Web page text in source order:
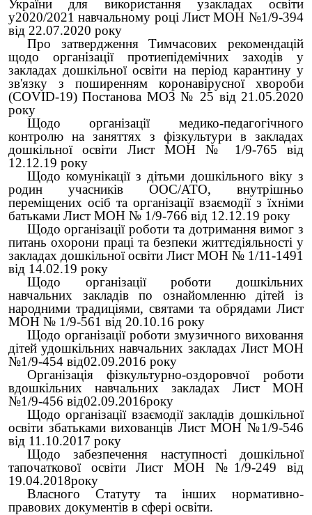
України для використання узакладах освіти
у2020/2021 навчальному році Лист МОН №1/9-394
від 22.07.2020 року
Про затвердження Тимчасових рекомендацій
щодо організації протиепідемічних заходів у
закладах дошкільної освіти на період карантину у
зв'язку з поширенням коронавірусної хвороби
(СОVID-19) Постанова МОЗ № 25 від 21.05.2020
року
Щодо організації медико-педагогічного
контролю на заняттях з фізкультури в закладах
дошкільної освіти Лист МОН № 1/9-765 від
12.12.19 року
Щодо комунікації з дітьми дошкільного віку з
родин учасників ООС/АТО, внутрішньо
переміщених осіб та організації взаємодії з їхніми
батьками Лист МОН № 1/9-766 від 12.12.19 року
Щодо організації роботи та дотримання вимог з
питань охорони праці та безпеки життєдіяльності у
закладах дошкільної освіти Лист МОН № 1/11-1491
від 14.02.19 року
Щодо організації роботи дошкільних
навчальних закладів по ознайомленню дітей із
народними традиціями, святами та обрядами Лист
МОН № 1/9-561 від 20.10.16 року
Щодо організації роботи змузичного виховання
дітей удошкільних навчальних закладах Лист МОН
№1/9-454 від02.09.2016 року
Організація фізкультурно-оздоровчої роботи
вдошкільних навчальних закладах Лист МОН
№1/9-456 від02.09.2016року
Щодо організації взаємодії закладів дошкільної
освіти збатьками вихованців Лист МОН №1/9-546
від 11.10.2017 року
Щодо забезпечення наступності дошкільної
тапочаткової освіти Лист МОН №1/9-249 від
19.04.2018року
Власного Статуту та інших нормативно-
правових документів в сфері освіти.